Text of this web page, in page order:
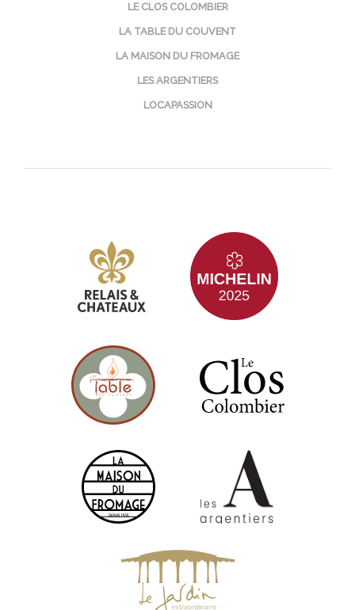
LE CLOS COLOMBIER
LA TABLE DU COUVENT
LA MAISON DU FROMAGE
LES ARGENTIERS
LOCAPASSION